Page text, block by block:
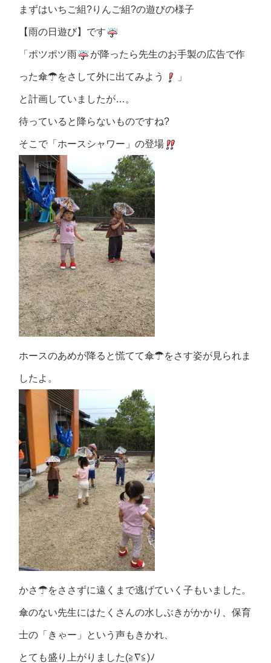
まずはいちご組?りんご組?の遊びの様子
【雨の日遊び】です
「ポツポツ雨 が降ったら先生のお手製の広告で作
った傘☂をさして外に出てみよう 」
と計画していましたが…。
待っていると降らないものですね?
そこで「ホースシャワー」の登場
ホースのあめが降ると慌てて傘☂をさす姿が見られま
したよ。
かさ☂をささずに遠くまで逃げていく子もいました。
傘のない先生にはたくさんの水しぶきがかかり、保育
士の「きゃー」という声もきかれ、
とても盛り上がりました(≧∇≦)ﾉ